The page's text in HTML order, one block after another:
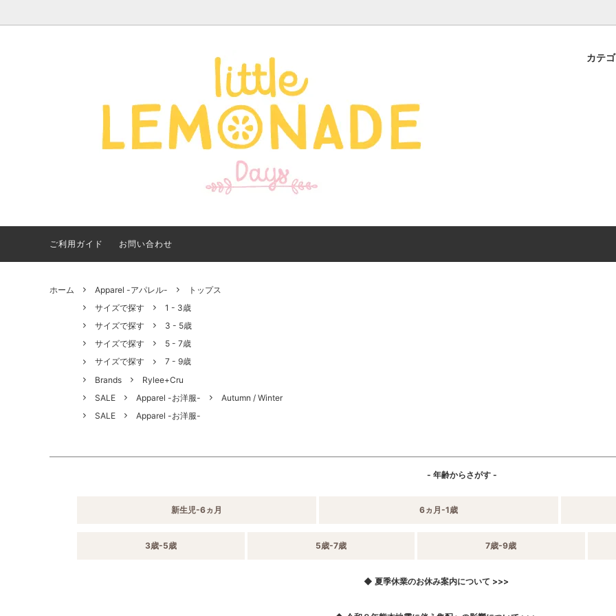
カテ
Apparel -アパレル- Goods - 雑貨 -
サイズで探す Brands
【夏アイテム特集】 2026
年最新！子ども用水着・浮
き輪 アイテム
【出産ギフト特集】 出産祝
いにおすすめのアイテムを
ご紹介
ご利用ガイド お問い合わせ
ホーム Apparel -アパレル-
トップス
サイズで探す
1 - 3歳
サイズで探す
3 - 5歳
サイズで探す
5 - 7歳
サイズで探す
7 - 9歳
Brands
Rylee+Cru
SALE
Apparel -お洋服-
Autumn / Winter
SALE
Apparel -お洋服-
- 年齢からさがす -
新生児-6ヵ月 6ヵ月-1歳
3歳-5歳 5歳-7歳 7歳-9歳
◆ 夏季休業のお休み案内について >>>